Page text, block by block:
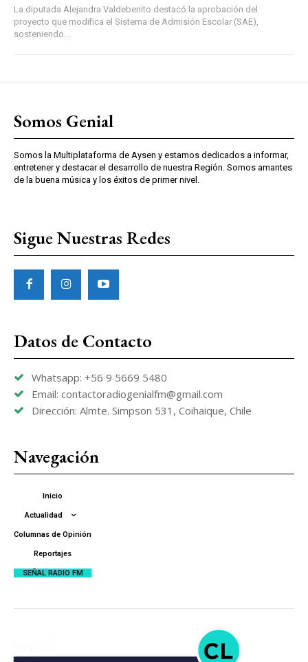
La diputada Alejandra Valdebenito destacó la aprobación del
proyecto que modifica el Sistema de Admisión Escolar (SAE),
sosteniendo...
Somos Genial
Somos la Multiplataforma de Aysen y estamos dedicados a informar,
entretener y destacar el desarrollo de nuestra Región. Somos amantes
de la buena música y los éxitos de primer nivel.
Sigue Nuestras Redes
Datos de Contacto
Whatsapp: +56 9 5669 5480
Email: contactoradiogenialfm@gmail.com
Dirección: Almte. Simpson 531, Coihaique, Chile
Navegación
Inicio
Actualidad
Columnas de Opinión
Reportajes
SEÑAL RADIO FM